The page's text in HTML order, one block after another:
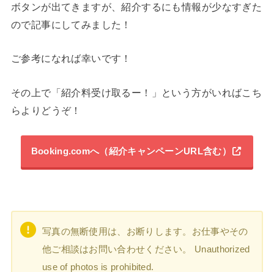
ボタンが出てきますが、紹介するにも情報が少なすぎた
ので記事にしてみました！
ご参考になれば幸いです！
その上で「紹介料受け取るー！」という方がいればこち
らよりどうぞ！
Booking.comへ（紹介キャンペーンURL含む）
写真の無断使用は、お断りします。お仕事やその
他ご相談はお問い合わせください。 Unauthorized
use of photos is prohibited.